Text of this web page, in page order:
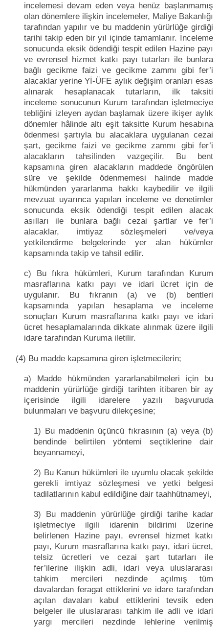
incelemesi devam eden veya henüz başlanmamış
olan dönemlere ilişkin incelemeler, Maliye Bakanlığı
tarafından yapılır ve bu maddenin yürürlüğe girdiği
tarihi takip eden bir yıl içinde tamamlanır. İnceleme
sonucunda eksik ödendiği tespit edilen Hazine payı
ve evrensel hizmet katkı payı tutarları ile bunlara
bağlı gecikme faizi ve gecikme zammı gibi fer’i
alacaklar yerine Yİ-ÜFE aylık değişim oranları esas
alınarak hesaplanacak tutarların, ilk taksiti
inceleme sonucunun Kurum tarafından işletmeciye
tebliğini izleyen aydan başlamak üzere ikişer aylık
dönemler hâlinde altı eşit taksitte Kurum hesabına
ödenmesi şartıyla bu alacaklara uygulanan cezai
şart, gecikme faizi ve gecikme zammı gibi fer’i
alacakların tahsilinden vazgeçilir. Bu bent
kapsamına giren alacakların maddede öngörülen
süre ve şekilde ödenmemesi halinde madde
hükmünden yararlanma hakkı kaybedilir ve ilgili
mevzuat uyarınca yapılan inceleme ve denetimler
sonucunda eksik ödendiği tespit edilen alacak
asılları ile bunlara bağlı cezai şartlar ve fer’i
alacaklar, imtiyaz sözleşmeleri ve/veya
yetkilendirme belgelerinde yer alan hükümler
kapsamında takip ve tahsil edilir.
c) Bu fıkra hükümleri, Kurum tarafından Kurum
masraflarına katkı payı ve idari ücret için de
uygulanır. Bu fıkranın (a) ve (b) bentleri
kapsamında yapılan hesaplama ve inceleme
sonuçları Kurum masraflarına katkı payı ve idari
ücret hesaplamalarında dikkate alınmak üzere ilgili
idare tarafından Kuruma iletilir.
(4) Bu madde kapsamına giren işletmecilerin;
a) Madde hükmünden yararlanabilmeleri için bu
maddenin yürürlüğe girdiği tarihten itibaren bir ay
içerisinde ilgili idarelere yazılı başvuruda
bulunmaları ve başvuru dilekçesine;
1) Bu maddenin üçüncü fıkrasının (a) veya (b)
bendinde belirtilen yöntemi seçtiklerine dair
beyannameyi,
2) Bu Kanun hükümleri ile uyumlu olacak şekilde
gerekli imtiyaz sözleşmesi ve yetki belgesi
tadilatlarının kabul edildiğine dair taahhütnameyi,
3) Bu maddenin yürürlüğe girdiği tarihe kadar
işletmeciye ilgili idarenin bildirimi üzerine
belirlenen Hazine payı, evrensel hizmet katkı
payı, Kurum masraflarına katkı payı, idari ücret,
telsiz ücretleri ve cezai şart tutarları ile
fer’ilerine ilişkin adli, idari veya uluslararası
tahkim mercileri nezdinde açılmış tüm
davalardan feragat ettiklerini ve idare tarafından
açılan davaları kabul ettiklerini tevsik eden
belgeler ile uluslararası tahkim ile adli ve idari
yargı mercileri nezdinde lehlerine verilmiş